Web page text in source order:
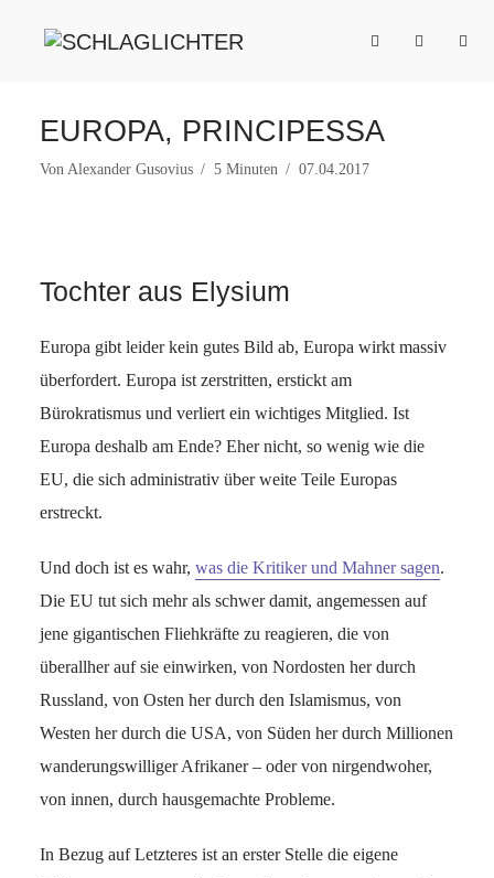
EUROPA, PRINCIPESSA
Von Alexander Gusovius 5 Minuten 07.04.2017
Tochter aus Elysium
Europa gibt leider kein gutes Bild ab, Europa wirkt massiv
überfordert. Europa ist zerstritten, erstickt am
Bürokratismus und verliert ein wichtiges Mitglied. Ist
Europa deshalb am Ende? Eher nicht, so wenig wie die
EU, die sich administrativ über weite Teile Europas
erstreckt.
Und doch ist es wahr, was die Kritiker und Mahner sagen.
Die EU tut sich mehr als schwer damit, angemessen auf
jene gigantischen Fliehkräfte zu reagieren, die von
überallher auf sie einwirken, von Nordosten her durch
Russland, von Osten her durch den Islamismus, von
Westen her durch die USA, von Süden her durch Millionen
wanderungswilliger Afrikaner – oder von nirgendwoher,
von innen, durch hausgemachte Probleme.
In Bezug auf Letzteres ist an erster Stelle die eigene